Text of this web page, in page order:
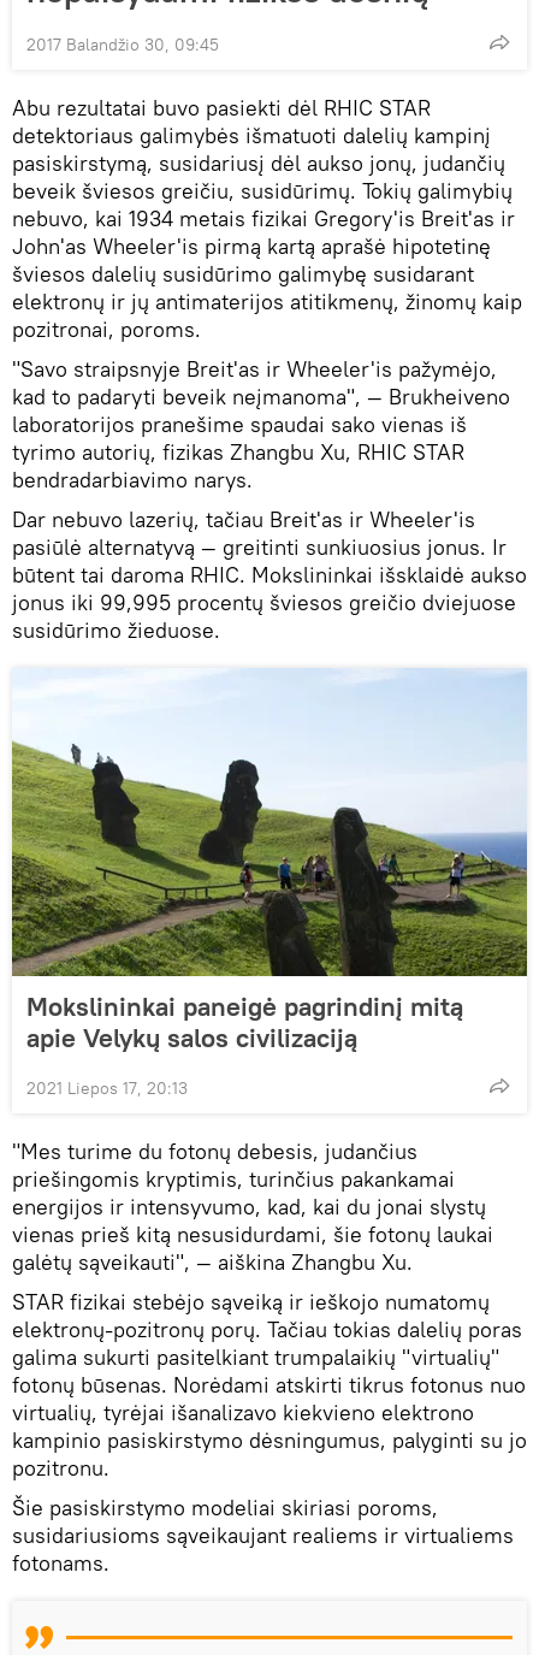
2017 Balandžio 30, 09:45
Abu rezultatai buvo pasiekti dėl RHIC STAR
detektoriaus galimybės išmatuoti dalelių kampinį
pasiskirstymą, susidariusį dėl aukso jonų, judančių
beveik šviesos greičiu, susidūrimų. Tokių galimybių
nebuvo, kai 1934 metais fizikai Gregory'is Breit'as ir
John'as Wheeler'is pirmą kartą aprašė hipotetinę
šviesos dalelių susidūrimo galimybę susidarant
elektronų ir jų antimaterijos atitikmenų, žinomų kaip
pozitronai, poroms.
"Savo straipsnyje Breit'as ir Wheeler'is pažymėjo,
kad to padaryti beveik neįmanoma", — Brukheiveno
laboratorijos pranešime spaudai sako vienas iš
tyrimo autorių, fizikas Zhangbu Xu, RHIC STAR
bendradarbiavimo narys.
Dar nebuvo lazerių, tačiau Breit'as ir Wheeler'is
pasiūlė alternatyvą — greitinti sunkiuosius jonus. Ir
būtent tai daroma RHIC. Mokslininkai išsklaidė aukso
jonus iki 99,995 procentų šviesos greičio dviejuose
susidūrimo žieduose.
Mokslininkai paneigė pagrindinį mitą
apie Velykų salos civilizaciją
2021 Liepos 17, 20:13
"Mes turime du fotonų debesis, judančius
priešingomis kryptimis, turinčius pakankamai
energijos ir intensyvumo, kad, kai du jonai slystų
vienas prieš kitą nesusidurdami, šie fotonų laukai
galėtų sąveikauti", — aiškina Zhangbu Xu.
STAR fizikai stebėjo sąveiką ir ieškojo numatomų
elektronų-pozitronų porų. Tačiau tokias dalelių poras
galima sukurti pasitelkiant trumpalaikių "virtualių"
fotonų būsenas. Norėdami atskirti tikrus fotonus nuo
virtualių, tyrėjai išanalizavo kiekvieno elektrono
kampinio pasiskirstymo dėsningumus, palyginti su jo
pozitronu.
Šie pasiskirstymo modeliai skiriasi poroms,
susidariusioms sąveikaujant realiems ir virtualiems
fotonams.